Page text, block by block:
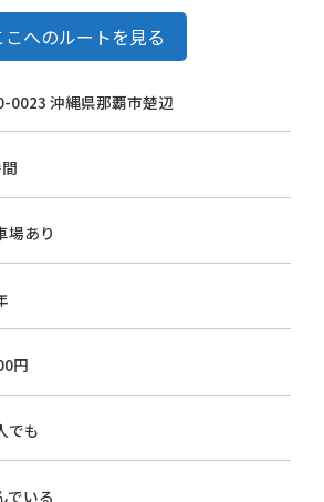
こへのルートを見る
0023 沖縄県那覇市楚辺
場あり
円
でも
でいる